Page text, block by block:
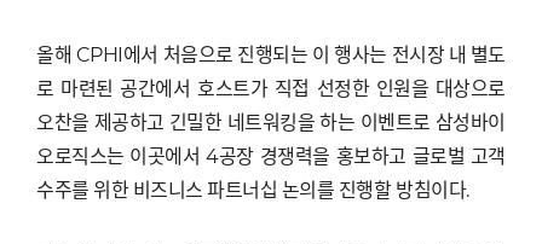
올해 CPHI에서 처음으로 진행되는 이 행사는 전시장 내 별도
로 마련된 공간에서 호스트가 직접 선정한 인원을 대상으로
오찬을 제공하고 긴밀한 네트워킹을 하는 이벤트로 삼성바이
오로직스는 이곳에서 4공장 경쟁력을 홍보하고 글로벌 고객
수주를 위한 비즈니스 파트너십 논의를 진행할 방침이다.